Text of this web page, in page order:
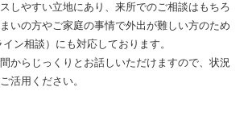
しやすい立地にあり、来所でのご相談はもちろ
いの方やご家庭の事情で外出が難しい方のため
ン相談）にも対応しております。
からじっくりとお話しいただけますので、状況
活用ください。